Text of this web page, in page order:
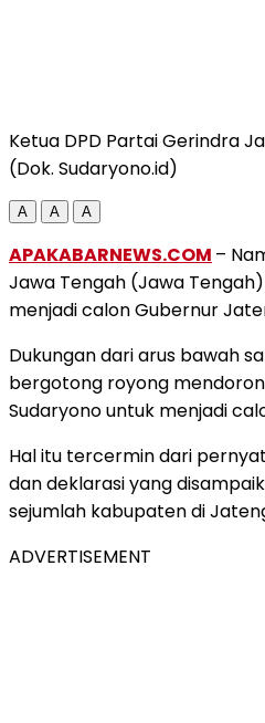
Ketua DPD Partai Gerindra
(Dok. Sudaryono.id)
A A A
APAKABARNEWS.COM –
Jawa Tengah (Jawa
menjadi calon Gubernur
Dukungan dari arus bawah
bergotong royong
Sudaryono untuk menjadi
Hal itu tercermin dari
dan deklarasi yang
sejumlah kabupaten di
ADVERTISEMENT